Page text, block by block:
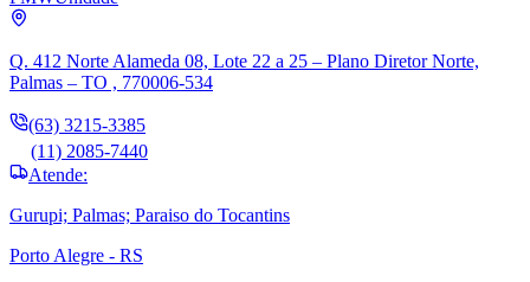
Q. 412 Norte Alameda 08, Lote 22 a 25 – Plano Diretor Norte,
Palmas – TO , 770006-534
(63) 3215-3385
(11) 2085-7440
Atende:
Gurupi; Palmas; Paraiso do Tocantins
Porto Alegre - RS